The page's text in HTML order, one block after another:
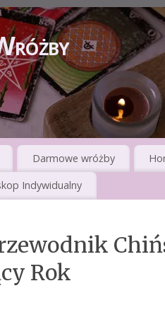
Darmowe wróżby
Indywidualny
Rok